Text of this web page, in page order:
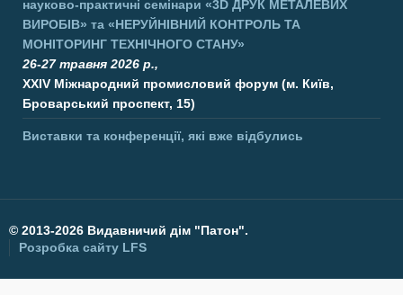
науково-практичні семінари «3D ДРУК МЕТАЛЕВИХ
ВИРОБІВ» та «НЕРУЙНІВНИЙ КОНТРОЛЬ ТА
МОНІТОРИНГ ТЕХНІЧНОГО СТАНУ»
26-27 травня 2026 р.,
XXIV Міжнародний промисловий форум (м. Київ,
Броварський проспект, 15)
Виставки та конференції, які вже відбулись
© 2013-2026 Видавничий дім "Патон".
Розробка сайту LFS